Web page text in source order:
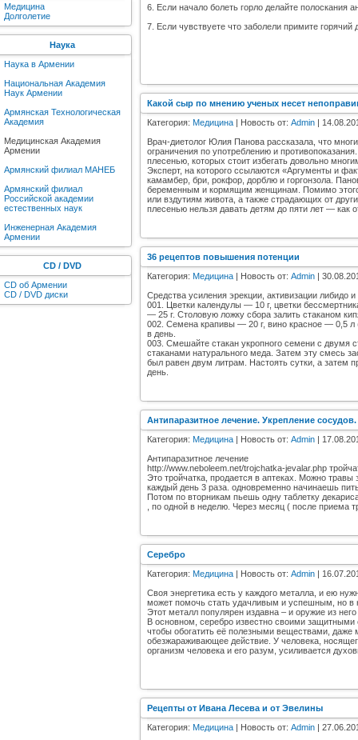
Медицина
Долголетие
Наука
Наука в Армении
Национальная Академия
Наук Армении
Армянская Технологическая
Академия
Медицинская Академия
Армении
Армянский филиал МАНЕБ
Армянский филиал
Российской академии
естественных наук
Инженерная Академия
Армении
CD / DVD
CD об Армении
CD / DVD диски
6. Если начало болеть горло делайте полоскания
7. Если чувствуете что заболели примите
Какой сыр по мнению ученых несет
Категория: Медицина | Новость от: Admin |
Врач-диетолог Юлия Панова рассказала, что
ограничения по употреблению и
плесенью, которых стоит избегать довольно
Эксперт, на которого ссылаются «Аргументы и
камамбер, бри, рокфор, дорблю и горгонзола.
беременным и кормящим женщинам. Помимо
или вздутиям живота, а также страдающих от
плесенью нельзя давать детям до пяти лет —
36 рецептов повышения потенции
Категория: Медицина | Новость от: Admin |
Средства усиления эрекции, активизации либидо
001. Цветки календулы — 10 г, цветки
— 25 г. Столовую ложку сбора залить стаканом
002. Семена крапивы — 20 г, вино красное — 0,5 л
в день.
003. Смешайте стакан укропного семени с двумя
стаканами натурального меда. Затем эту смесь
был равен двум литрам. Настоять сутки, а затем
день.
Антипаразитное лечение. Укрепление
Категория: Медицина | Новость от: Admin |
Антипаразитное лечение
http://www.neboleem.net/trojchatka-jevalar.php
Это тройчатка, продается в аптеках. Можно
каждый день 3 раза. одновременно начинаешь
Потом по вторникам пьешь одну таблетку
, по одной в неделю. Через месяц ( после приема
Серебро
Категория: Медицина | Новость от: Admin |
Своя энергетика есть у каждого металла, и ею
может помочь стать удачливым и успешным, но в
Этот металл популярен издавна – и оружие из
В основном, серебро известно своими
чтобы обогатить её полезными веществами, даже
обезжараживающее действие. У человека,
организм человека и его разум, усиливается
Рецепты от Ивана Лесева и от Эвелины
Категория: Медицина | Новость от: Admin |